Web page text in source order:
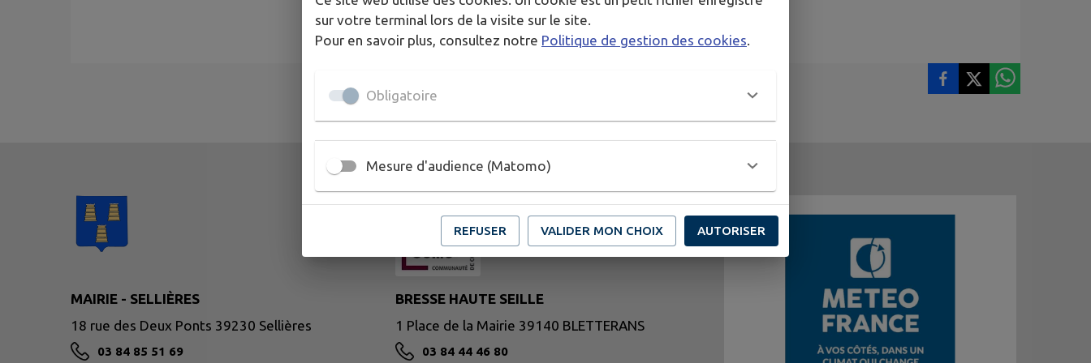
MAIRIE - SELLIÈRES
18 rue des Deux Ponts 39230 Sellières
03 84 85 51 69
BRESSE HAUTE SEILLE
1 Place de la Mairie 39140 BLETTERANS
03 84 44 46 80
sur votre terminal lors de la visite sur le site.
Pour en savoir plus, consultez notre Politique de gestion des cookies
Obligatoire
Mesure d'audience (Matomo)
REFUSER VALIDER MON CHOIX AUTORISER